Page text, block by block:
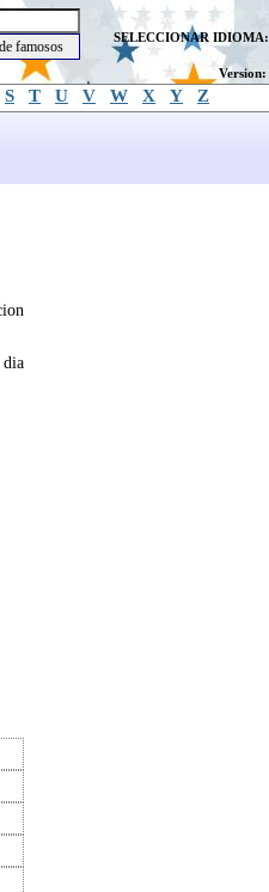
SELECCIONAR IDIOMA:
Version:
S T U V W X Y Z
dia